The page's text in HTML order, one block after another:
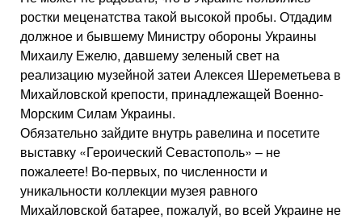
ростки меценатства такой высокой пробы. Отдадим
должное и бывшему Министру обороны Украины
Михаилу Ежелю, давшему зеленый свет на
реализацию музейной затеи Алексея Шереметьева в
Михайловской крепости, принадлежащей Военно-
Морским Силам Украины.
Обязательно зайдите внутрь равелина и посетите
выставку «Героический Севастополь» – не
пожалеете! Во-первых, по численности и
уникальности коллекции музея равного
Михайловской батарее, пожалуй, во всей Украине не